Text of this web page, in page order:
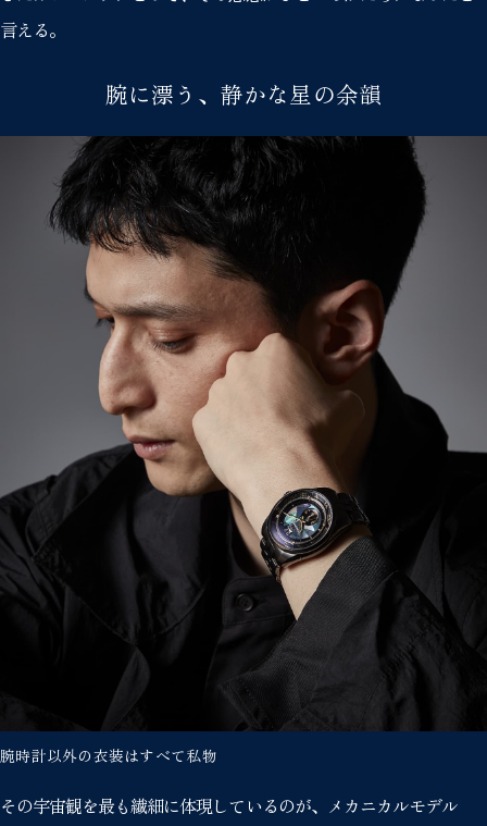
言える。
腕に漂う、静かな星の余韻
腕時計以外の衣装はすべて私物
その宇宙観を最も繊細に体現しているのが、メカニカルモデル